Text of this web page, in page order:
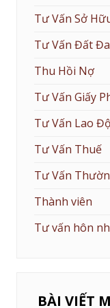
Tư Vấn Sở
Tư Vấn Đất
Thu Hồi Nợ
Tư Vấn Giấy
Tư Vấn Lao
Tư Vấn Thuế
Tư Vấn
Thành viên
Tư vấn hôn
BÀI VIẾT